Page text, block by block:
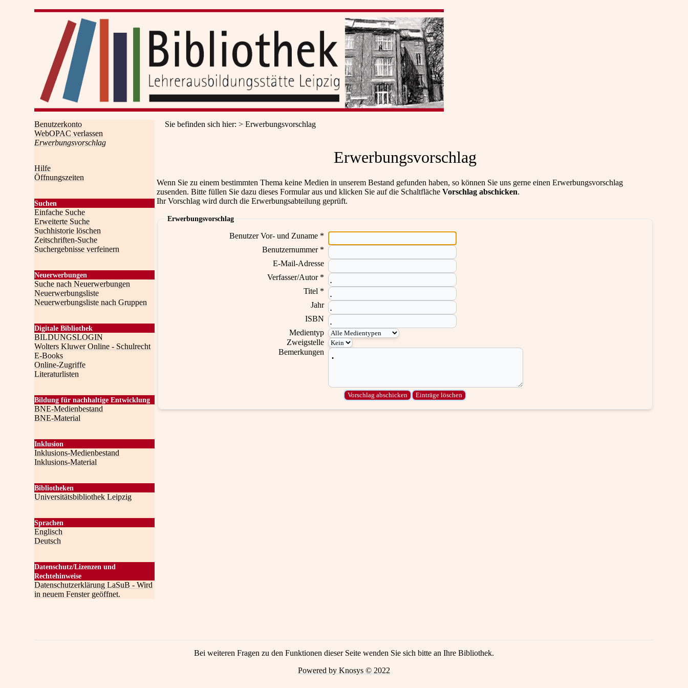
Benutzerkonto
WebOPAC verlassen
Erwerbungsvorschlag
Hilfe
Öffnungszeiten
Suchen
Einfache Suche
Erweiterte Suche
Suchhistorie löschen
Zeitschriften-Suche
Suchergebnisse verfeinern
Neuerwerbungen
Suche nach Neuerwerbungen
Neuerwerbungsliste
Neuerwerbungsliste nach Gruppen
Digitale Bibliothek
BILDUNGSLOGIN
Wolters Kluwer Online - Schulrecht
E-Books
Online-Zugriffe
Literaturlisten
Bildung für nachhaltige Entwicklung
BNE-Medienbestand
BNE-Material
Inklusion
Inklusions-Medienbestand
Inklusions-Material
Bibliotheken
Universitätsbibliothek Leipzig
Sprachen
Englisch
Deutsch
Datenschutz/Lizenzen und
Rechtehinweise
Datenschutzerklärung LaSuB - Wird
in neuem Fenster geöffnet.
Sie befinden sich hier: Erwerbungsvorschlag
Erwerbungsvorschlag
Wenn Sie zu einem bestimmten Thema keine Medien in unserem Bestand gefunden haben, so können Sie uns gerne einen Erwerbungsvorschlag
zusenden. Bitte füllen Sie dazu dieses Formular aus und klicken Sie auf die Schaltfläche Vorschlag abschicken.
Ihr Vorschlag wird durch die Erwerbungsabteilung geprüft.
Erwerbungsvorschlag
Benutzer Vor- und Zuname *
Benutzernummer *
E-Mail-Adresse
Verfasser/Autor *
Titel *
Jahr
ISBN
Medientyp
Zweigstelle
Bemerkungen
Bei weiteren Fragen zu den Funktionen dieser Seite wenden Sie sich bitte an Ihre Bibliothek.
Powered by Knosys © 2022